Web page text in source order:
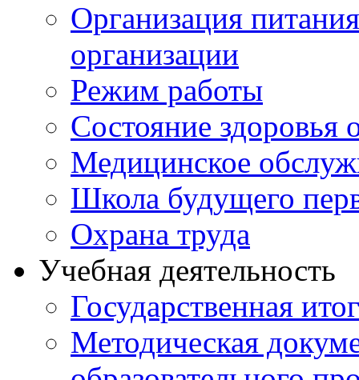
Организация
организации
Режим работы
Состояние
Медицинское
Школа будущего
Охрана труда
Учебная деятельность
Государственная
Методическая